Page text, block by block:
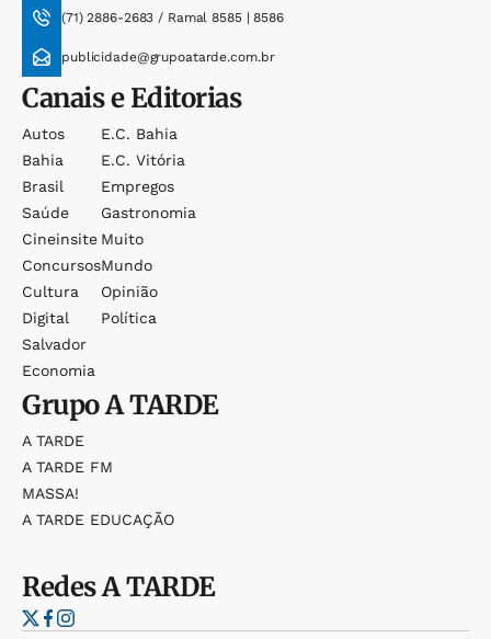
(71) 2886-2683 / Ramal 8585 | 8586
publicidade@grupoatarde.com.br
Canais e Editorias
Autos
Bahia
Brasil
Saúde
Cineinsite
Concursos
Cultura
Digital
Salvador
Economia
E.c. Bahia
E.c. Vitória
Empregos
Gastronomia
Muito
Mundo
Opinião
Política
GrupoA TARDE
A TARDE
A TARDE FM
MASSA!
A TARDE EDUCAÇÃO
RedesA TARDE